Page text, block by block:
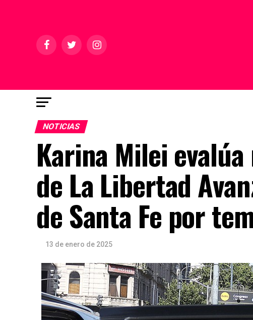
NOTICIAS
Karina Milei
de La Libertad
de Santa Fe por
13 de enero de 2025